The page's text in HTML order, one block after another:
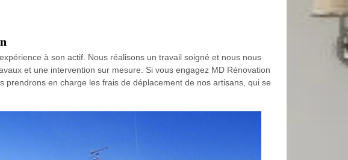
à son actif. Nous réalisons un travail soigné et nous nous
et une intervention sur mesure. Si vous engagez MD Rénovation
en charge les frais de déplacement de nos artisans, qui se